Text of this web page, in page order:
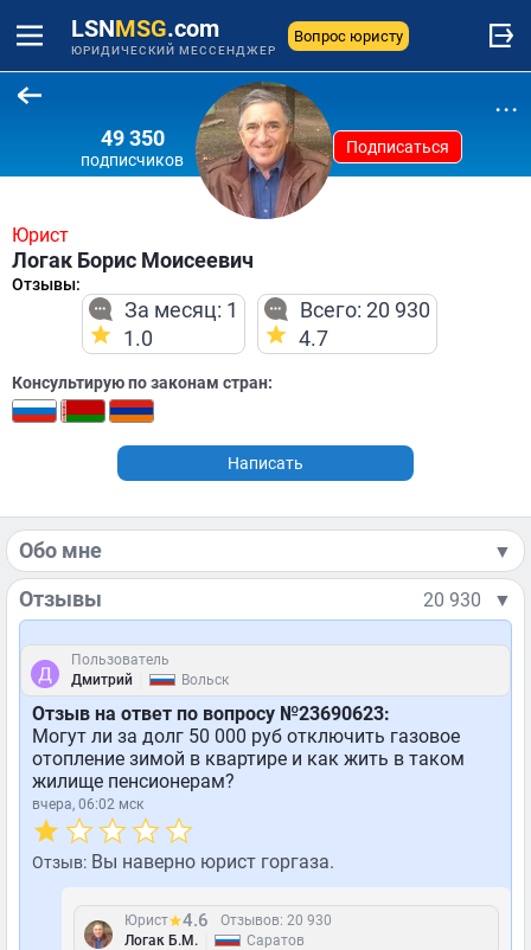
LSNMSG.com
ЮРИДИЧЕСКИЙ МЕССЕНДЖЕР
Вопрос юристу
49 350
подписчиков
Подписаться
...
Юрист
Логак Борис Моисеевич
Отзывы:
За месяц: 1
1.0
Всего: 20 930
4.7
Консультирую по законам стран:
Написать
Обо мне ▼
Отзывы 20 930 ▼
Пользователь
Дмитрий
Вольск
Отзыв на ответ по вопросу №23690623:
Могут ли за долг 50 000 руб отключить газовое
отопление зимой в квартире и как жить в таком
жилище пенсионерам?
вчера, 06:02 мск
Отзыв: Вы наверно юрист горгаза.
Юрист 4.6
Отзывов: 20 930
Логак Б.М.
Саратов